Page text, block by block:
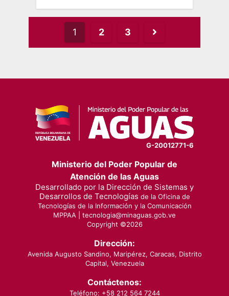
Posts
pagination
1 2 3
G-20012771-6
Ministerio del Poder Popular de
Atención de las Aguas
Desarrollado por la Dirección de Sistemas y
Desarrollos de Tecnologías de la Oficina de
Tecnologías de la Información y la Comunicación
MPPAA | tecnologia@minaguas.gob.ve
Copyright ©2026
Dirección:
Avenida Augusto Sandino, Maripérez, Caracas, Distrito
Capital, Venezuela
Contáctenos:
Teléfono: +58 212 564 7244